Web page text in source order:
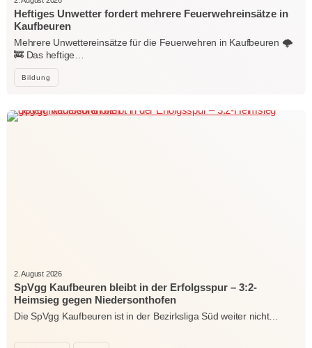
Bildung
Heftiges Unwetter fordert mehrere Feuerwehreinsätze in
Kaufbeuren
Mehrere Unwettereinsätze für die Feuerwehren in Kaufbeuren 🌩️
🚒 Das heftige…
2. August 2026
SpVgg Kaufbeuren bleibt in der Erfolgsspur – 3:2-
Heimsieg gegen Niedersonthofen
Die SpVgg Kaufbeuren ist in der Bezirksliga Süd weiter nicht…